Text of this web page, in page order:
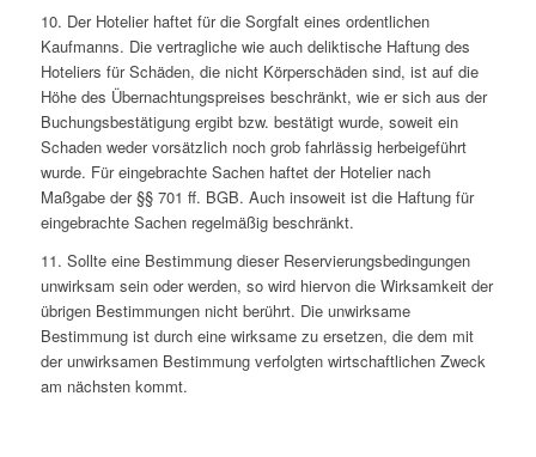
10. Der Hotelier haftet für die Sorgfalt eines ordentlichen
Kaufmanns. Die vertragliche wie auch deliktische Haftung des
Hoteliers für Schäden, die nicht Körperschäden sind, ist auf die
Höhe des Übernachtungspreises beschränkt, wie er sich aus der
Buchungsbestätigung ergibt bzw. bestätigt wurde, soweit ein
Schaden weder vorsätzlich noch grob fahrlässig herbeigeführt
wurde. Für eingebrachte Sachen haftet der Hotelier nach
Maßgabe der §§ 701 ff. BGB. Auch insoweit ist die Haftung für
eingebrachte Sachen regelmäßig beschränkt.
11. Sollte eine Bestimmung dieser Reservierungsbedingungen
unwirksam sein oder werden, so wird hiervon die Wirksamkeit der
übrigen Bestimmungen nicht berührt. Die unwirksame
Bestimmung ist durch eine wirksame zu ersetzen, die dem mit
der unwirksamen Bestimmung verfolgten wirtschaftlichen Zweck
am nächsten kommt.